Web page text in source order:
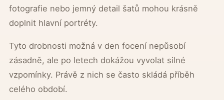
fotografie nebo jemný detail šatů mohou krásně
doplnit hlavní portréty.
Tyto drobnosti možná v den focení nepůsobí
zásadně, ale po letech dokážou vyvolat silné
vzpomínky. Právě z nich se často skládá příběh
celého období.